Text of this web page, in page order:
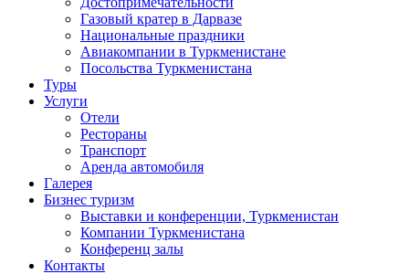
Газовый кратер в Дарвазе
Национальные праздники
Авиакомпании в Туркменистане
Посольства Туркменистана
Туры
Услуги
Отели
Рестораны
Транспорт
Аренда автомобиля
Галерея
Бизнес туризм
Выставки и конференции, Туркменистан
Компании Туркменистана
Конференц залы
Контакты